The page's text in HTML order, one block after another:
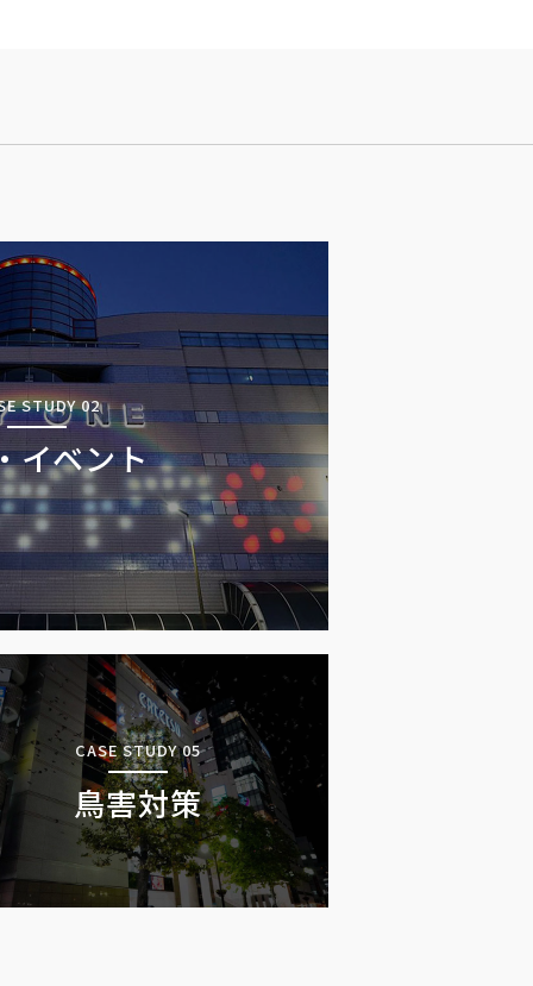
STUDY 02
イベント
CASE STUDY 05
鳥害対策